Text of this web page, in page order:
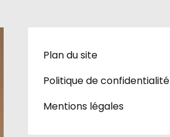
Plan du site
Politique de confidentialité
Mentions légales